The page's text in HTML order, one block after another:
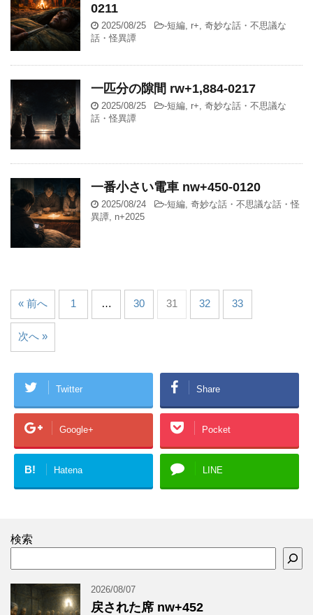
0211
2025/08/25 -短編 r+ 奇妙な話・不思議な
話・怪異譚
一匹分の隙間 rw+1,884-0217
2025/08/25 -短編 r+ 奇妙な話・不思議な
話・怪異譚
一番小さい電車 nw+450-0120
2025/08/24 -短編 奇妙な話・不思議な話・怪
異譚 n+2025
« 前へ 1 … 30 31 32 33
次へ »
Twitter Share
Google+ Pocket
B! Hatena LINE
検索
2026/08/07
戻された席 nw+452